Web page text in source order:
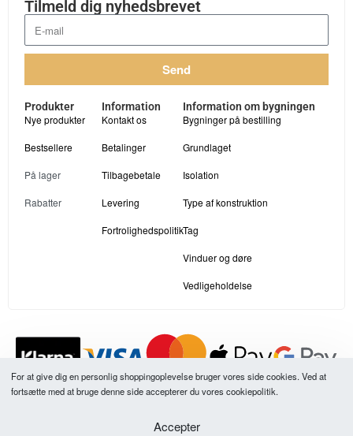
Tilmeld dig nyhedsbrevet
Send
Produkter
Nye produkter
Bestsellere
På lager
Rabatter
Information
Kontakt os
Betalinger
Tilbagebetale
Levering
Fortrolighedspolitik
Information om bygningen
Bygninger på bestilling
Grundlaget
Isolation
Type af konstruktion
Tag
Vinduer og døre
Vedligeholdelse
ESNLDEFR
For at give dig en personlig shoppingoplevelse bruger vores side cookies. Ved at
fortsætte med at bruge denne side accepterer du vores cookiepolitik.
Accepter